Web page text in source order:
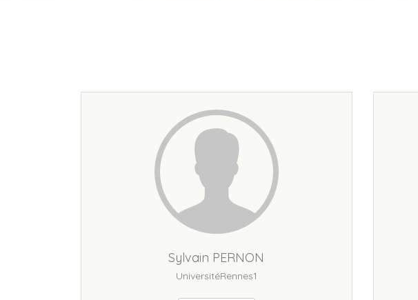
Sylvain PERNON
UniversitéRennes1